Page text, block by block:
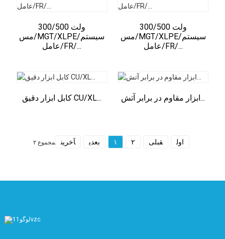
300/500 ولت
مس/MGT/XLPE/سیستم
عامل/FR/...
300/500 ولت
مس/MGT/XLPE/سیستم
عامل/FR/...
کابل ابزار دقیق CU/XL... ابزار مقاوم در برابر آتش...
اول قبلی ۱ ۲ بعدی آخرین مجموع ۲